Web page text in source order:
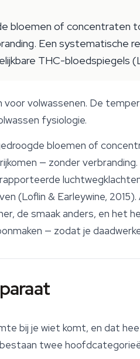
bloemen of concentraten
Een systematische
THC-bloedspiegels
voor volwassenen. De
fysiologie.
bloemen of
— zonder
(Loflin & Earleywine,
de smaak anders, en het
— zodat je
bij je wiet komt, en dat
twee